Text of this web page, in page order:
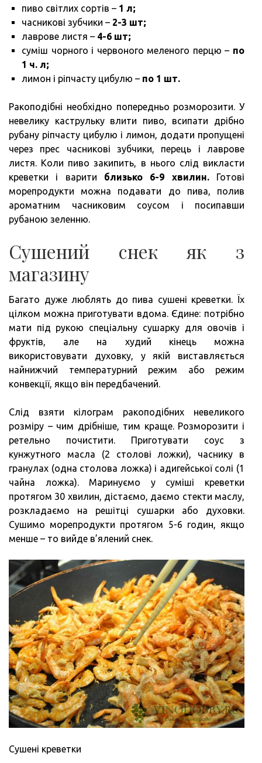
пиво світлих сортів – 1 л;
часникові зубчики – 2-3 шт;
лаврове листя – 4-6 шт;
суміш чорного і червоного меленого перцю – по
1 ч. л;
лимон і ріпчасту цибулю – по 1 шт.
Ракоподібні необхідно попередньо розморозити. У
невелику каструльку влити пиво, всипати дрібно
рубану ріпчасту цибулю і лимон, додати пропущені
через прес часникові зубчики, перець і лаврове
листя. Коли пиво закипить, в нього слід викласти
креветки і варити близько 6-9 хвилин.Готові
морепродукти можна подавати до пива, полив
ароматним часниковим соусом і посипавши
рубаною зеленню.
Сушений снек як з
магазину
Багато дуже люблять до пива сушені креветки. Їх
цілком можна приготувати вдома. Єдине: потрібно
мати під рукою спеціальну сушарку для овочів і
фруктів, але на худий кінець можна
використовувати духовку, у якій виставляється
найнижчий температурний режим або режим
конвекції, якщо він передбачений.
Слід взяти кілограм ракоподібних невеликого
розміру – чим дрібніше, тим краще. Розморозити і
ретельно почистити. Приготувати соус з
кунжутного масла (2 столові ложки), часнику в
гранулах (одна столова ложка) і адигейської солі (1
чайна ложка). Маринуємо у суміші креветки
протягом 30 хвилин, дістаємо, даємо стекти маслу,
розкладаємо на решітці сушарки або духовки.
Сушимо морепродукти протягом 5-6 годин, якщо
менше – то вийде в’ялений снек.
Сушені креветки